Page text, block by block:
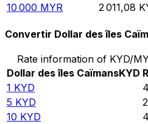
10 000 MYR 2 011,08
Convertir Dollar des îles
Rate information of KYD/
Dollar des îles CaïmansKYD
1 KYD
5 KYD
10 KYD